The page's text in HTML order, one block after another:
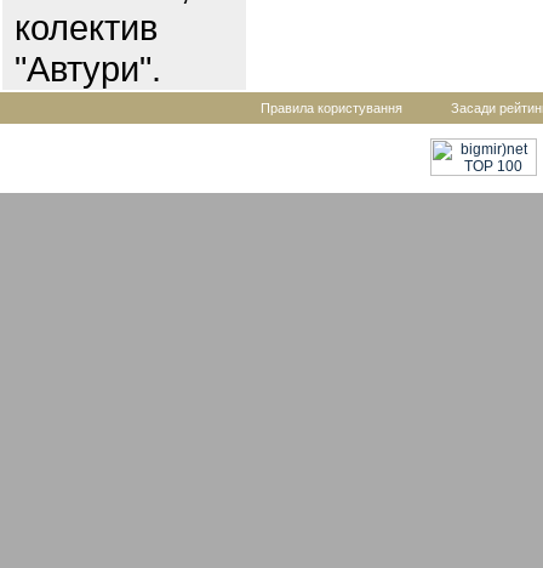
колектив
"Автури".
Правила користування Засади